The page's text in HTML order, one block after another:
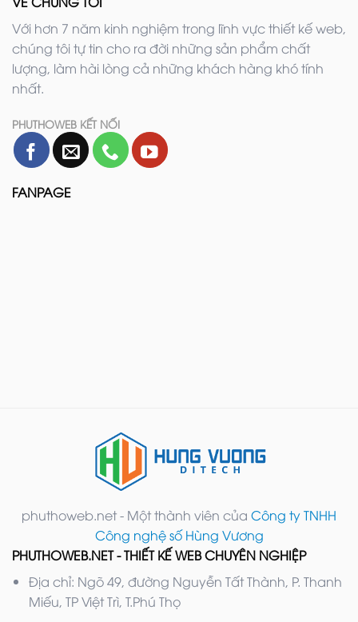
Với hơn 7 năm kinh nghiệm trong lĩnh vực thiết kế web,
chúng tôi tự tin cho ra đời những sản phẩm chất
lượng, làm hài lòng cả những khách hàng khó tính
nhất.
PHUTHOWEB KẾT NỐI
FANPAGE
phuthoweb.net - Một thành viên của Công ty TNHH
Công nghệ số Hùng Vương
PHUTHOWEB.NET - THIẾT KẾ WEB CHUYÊN NGHIỆP
Địa chỉ: Ngõ 49, đường Nguyễn Tất Thành, P. Thanh
Miếu, TP Việt Trì, T.Phú Thọ